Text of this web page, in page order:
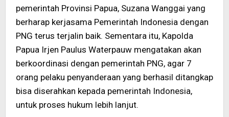
pemerintah Provinsi Papua, Suzana Wanggai yang
berharap kerjasama Pemerintah Indonesia dengan
PNG terus terjalin baik. Sementara itu, Kapolda
Papua Irjen Paulus Waterpauw mengatakan akan
berkoordinasi dengan pemerintah PNG, agar 7
orang pelaku penyanderaan yang berhasil ditangkap
bisa diserahkan kepada pemerintah Indonesia,
untuk proses hukum lebih lanjut.